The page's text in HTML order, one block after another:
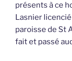
présents à ce
Lasnier
paroisse de St
fait et passé